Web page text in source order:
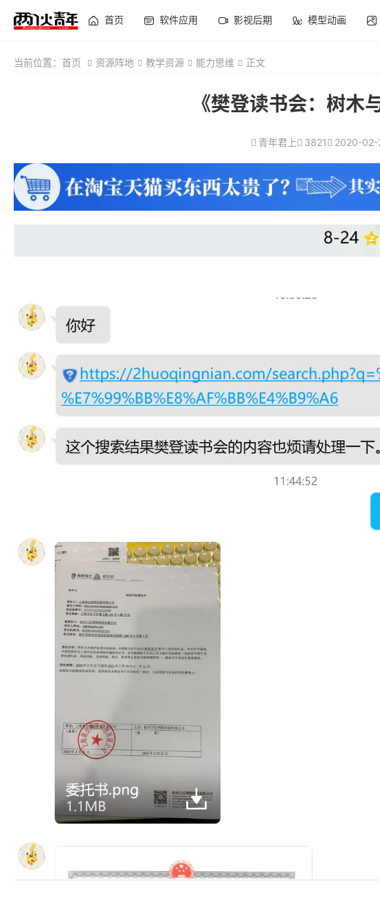
首页 软件应用 影视后期 模型动画
当前位置： 首页 资源阵地 教学资源 能力思维 正文
《樊登读书会：树木
青年君上 3821 2020-